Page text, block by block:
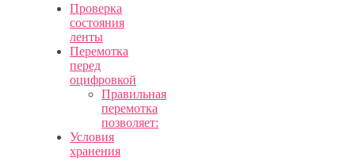
Проверка
состояния
ленты
Перемотка
перед
оцифровкой
Правильная
перемотка
позволяет:
Условия
хранения